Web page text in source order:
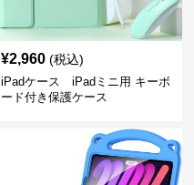
¥2,960 (税込)
iPadケース iPadミニ用 キーボ
ード付き保護ケース